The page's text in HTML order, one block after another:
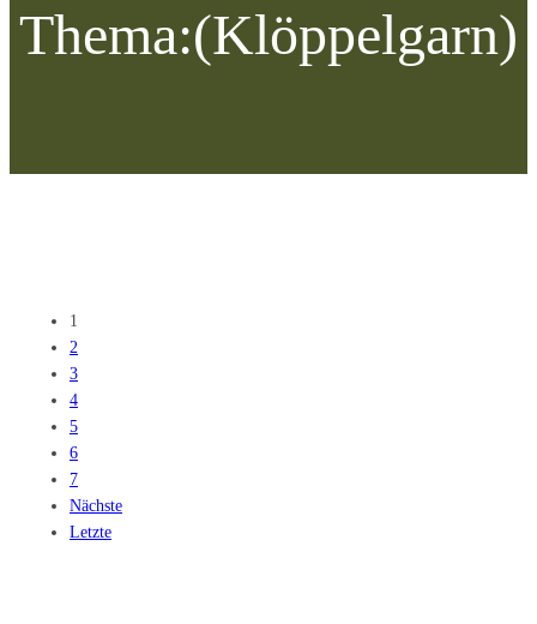
Thema:(Klöppelgarn)
1
2
3
4
5
6
7
Nächste
Letzte